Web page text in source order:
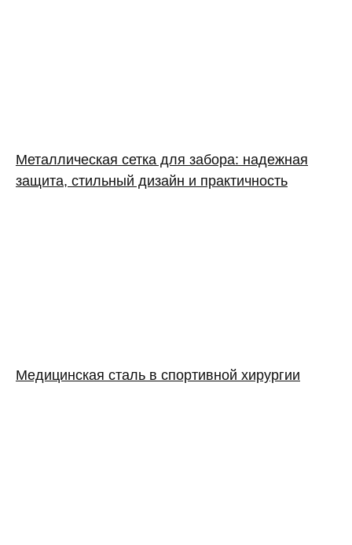
Металлическая сетка для забора: надежная
защита, стильный дизайн и практичность
Медицинская сталь в спортивной хирургии